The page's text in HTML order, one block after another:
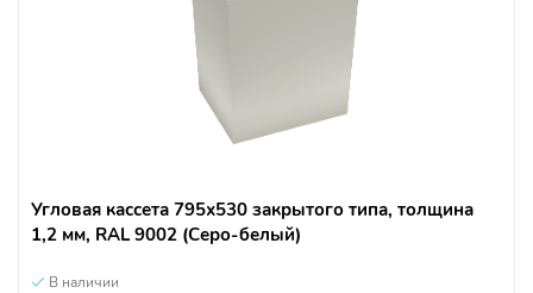
Угловая кассета 795х530 закрытого типа, толщина
1,2 мм, RAL 9002 (Серо-белый)
В наличии